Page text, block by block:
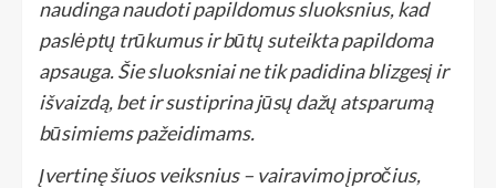
naudinga naudoti papildomus sluoksnius, kad
paslėptų trūkumus ir būtų suteikta papildoma
apsauga. Šie sluoksniai ne tik padidina blizgesį ir
išvaizdą, bet ir sustiprina jūsų dažų atsparumą
būsimiems pažeidimams.
Įvertinę šiuos veiksnius – vairavimo įpročius,